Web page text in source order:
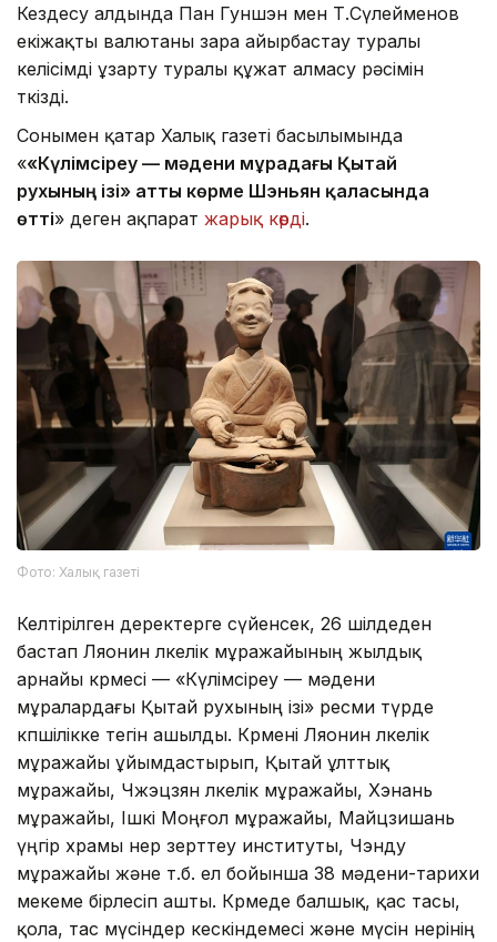
Кездесу алдында Пан Гуншэн мен Т.Сүлейменов
екіжақты валютаны өзара айырбастау туралы
келісімді ұзарту туралы құжат алмасу рәсімін
өткізді.
Сонымен қатар Халық газеті басылымында
««Күлімсіреу — мәдени мұрадағы Қытай
рухының ізі» атты көрме Шэньян қаласында
өтті» деген ақпарат жарық көрді.
Фото: Халық газеті
Келтірілген деректерге сүйенсек, 26 шілдеден
бастап Ляонин өлкелік мұражайының жылдық
арнайы көрмесі — «Күлімсіреу — мәдени
мұралардағы Қытай рухының ізі» ресми түрде
көпшілікке тегін ашылды. Көрмені Ляонин өлкелік
мұражайы ұйымдастырып, Қытай ұлттық
мұражайы, Чжэцзян өлкелік мұражайы, Хэнань
мұражайы, Ішкі Моңғол мұражайы, Майцзишань
үңгір храмы өнер зерттеу институты, Чэнду
мұражайы және т.б. ел бойынша 38 мәдени-тарихи
мекеме бірлесіп ашты. Көрмеде балшық, қас тасы,
қола, тас мүсіндер кескіндемесі және мүсін өнерінің